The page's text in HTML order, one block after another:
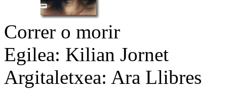
Correr o morir
Egilea: Kilian Jornet
Argitaletxea: Ara Llibres